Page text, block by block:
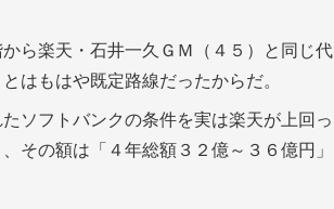
ら楽天・石井一久ＧＭ（４５）と同じ代
はもはや既定路線だったからだ。
ソフトバンクの条件を実は楽天が上回っ
その額は「４年総額３２億～３６億円」